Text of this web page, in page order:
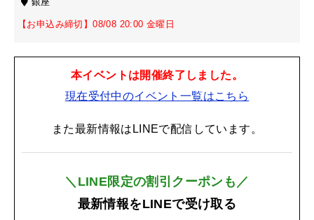
【お申込み締切】08/08 20:00 金曜日
本イベントは開催終了しました。
現在受付中のイベント一覧はこちら
また最新情報はLINEで配信しています。
＼LINE限定の割引クーポンも／
最新情報をLINEで受け取る